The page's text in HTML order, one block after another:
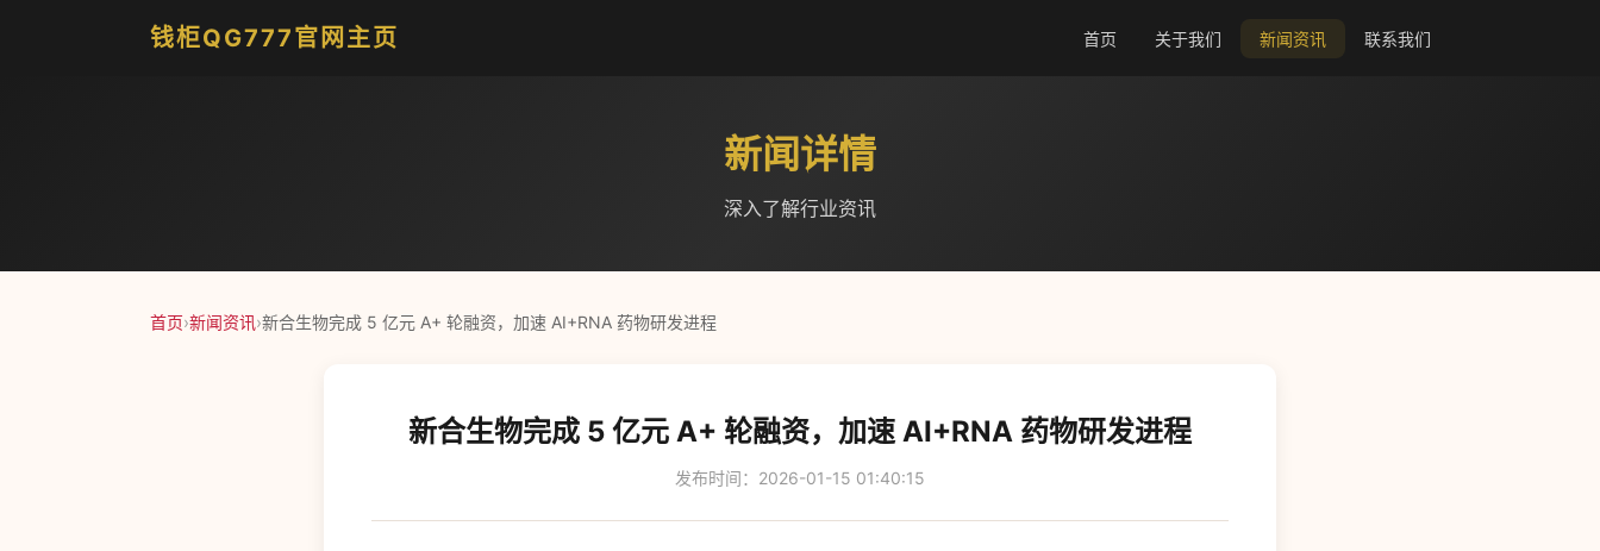
钱柜QG777官网主页 首页 关于我们 新闻资讯 联系我们
新闻详情
深入了解行业资讯
首页›新闻资讯›新合生物完成 5 亿元 A+ 轮融资，加速 AI+RNA 药物研发进程
新合生物完成 5 亿元 A+ 轮融资，加速 AI+RNA 药物研发进程
发布时间：2026-01-15 01:40:15